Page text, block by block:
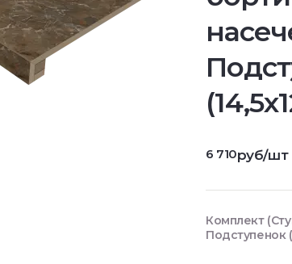
6 710руб/шт
Комплект
Подступенок